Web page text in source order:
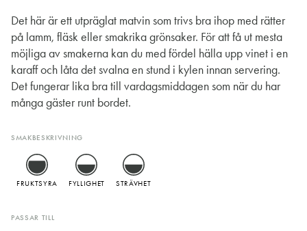
Det här är ett utpräglat matvin som trivs bra ihop med rätter
på lamm, fläsk eller smakrika grönsaker. För att få ut mesta
möjliga av smakerna kan du med fördel hälla upp vinet i en
karaff och låta det svalna en stund i kylen innan servering.
Det fungerar lika bra till vardagsmiddagen som när du har
många gäster runt bordet.
SMAKBESKRIVNING
FRUKTSYRA FYLLIGHET STRÄVHET
PASSAR TILL